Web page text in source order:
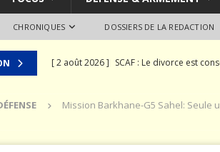
CHRONIQUES DOSSIERS DE LA REDACTION
[ 2 août 2026 ] SCAF : Le divorce est
MERMission Barkhane-G5 Sahel: